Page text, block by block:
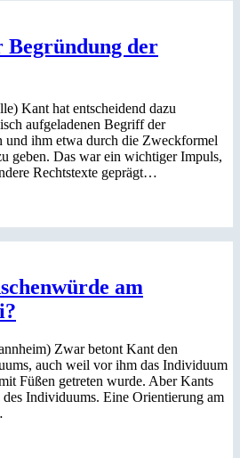
Begründung der
Kant hat entscheidend dazu
aufgeladenen Begriff der
und ihm etwa durch die Zweckformel
geben. Das war ein wichtiger Impuls,
Rechtstexte geprägt…
am
Zwar betont Kant den
auch weil vor ihm das Individuum
Füßen getreten wurde. Aber Kants
Individuums. Eine Orientierung am